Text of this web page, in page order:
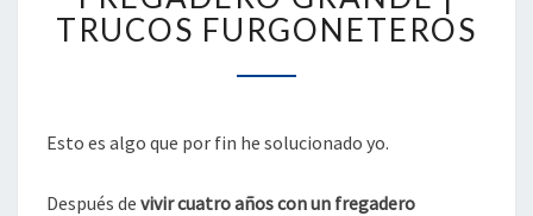
|
TRUCOS
FURGONETEROS
TRUCOS FURGONETEROS
Esto es algo que por fin he solucionado yo.
Después de vivir cuatro años con un fregadero